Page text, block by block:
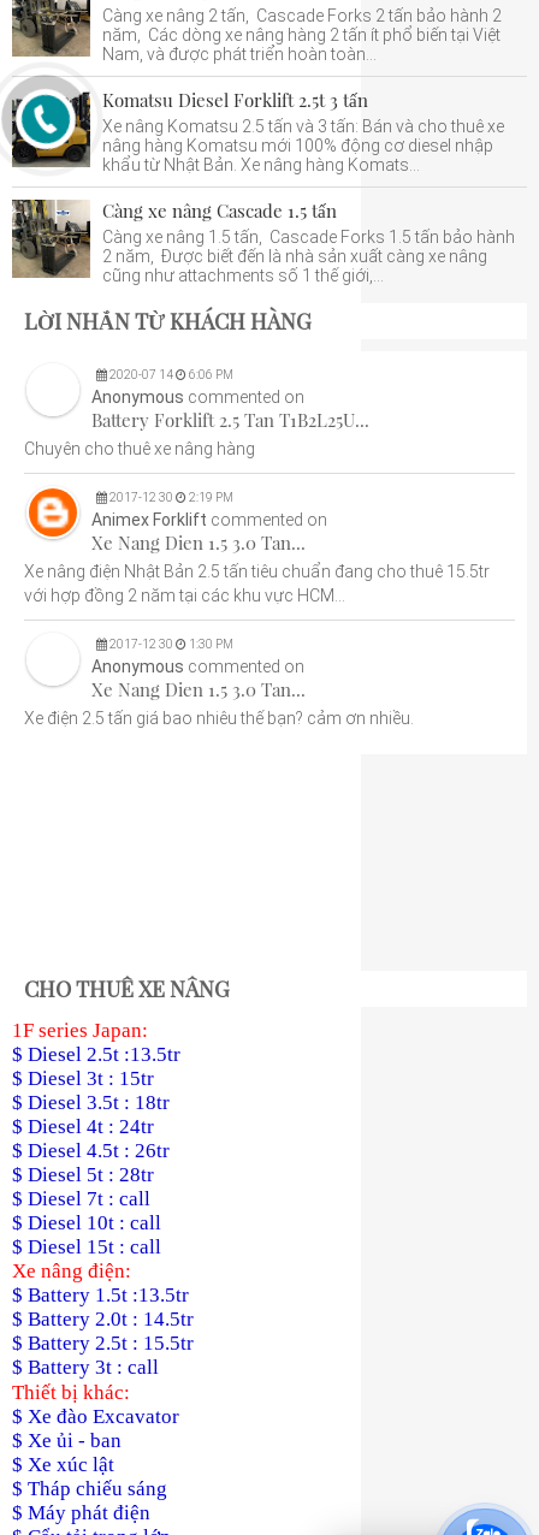
Càng xe nâng 2 tấn, Cascade Forks 2 tấn bảo hành 2
năm, Các dòng xe nâng hàng 2 tấn ít phổ biến tại Việt
Nam, và được phát triển hoàn toàn...
Komatsu Diesel Forklift 2.5t 3 tấn
Xe nâng Komatsu 2.5 tấn và 3 tấn: Bán và cho thuê xe
nâng hàng Komatsu mới 100% động cơ diesel nhập
khẩu từ Nhật Bản. Xe nâng hàng Komats...
Càng xe nâng Cascade 1.5 tấn
Càng xe nâng 1.5 tấn, Cascade Forks 1.5 tấn bảo hành
2 năm, Được biết đến là nhà sản xuất càng xe nâng
cũng như attachments số 1 thế giới,...
LỜI NHẮN TỪ KHÁCH HÀNG
Anonymous commented on
Battery Forklift 2.5 Tan T1B2L25U...
2020-07 14 6:06 PM
Chuyên cho thuê xe nâng hàng
Animex Forklift commented on
Xe Nang Dien 1.5 3.0 Tan...
2017-12 30 2:19 PM
Xe nâng điện Nhật Bản 2.5 tấn tiêu chuẩn đang cho thuê 15.5tr
với hợp đồng 2 năm tại các khu vực HCM...
Anonymous commented on
Xe Nang Dien 1.5 3.0 Tan...
2017-12 30 1:30 PM
Xe điện 2.5 tấn giá bao nhiêu thế bạn? cảm ơn nhiều.
CHO THUÊ XE NÂNG
1F series Japan:
$ Diesel 2.5t :13.5tr
$ Diesel 3t : 15tr
$ Diesel 3.5t : 18tr
$ Diesel 4t : 24tr
$ Diesel 4.5t : 26tr
$ Diesel 5t : 28tr
$ Diesel 7t : call
$ Diesel 10t : call
$ Diesel 15t : call
Xe nâng điện:
$ Battery 1.5t :13.5tr
$ Battery 2.0t : 14.5tr
$ Battery 2.5t : 15.5tr
$ Battery 3t : call
Thiết bị khác:
$ Xe đào Excavator
$ Xe ủi - ban
$ Xe xúc lật
$ Tháp chiếu sáng
$ Máy phát điện